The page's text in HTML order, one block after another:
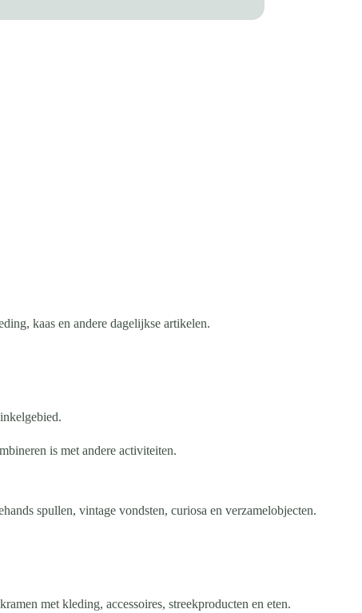
kaas en andere dagelijkse artikelen.
is met andere activiteiten.
spullen, vintage vondsten, curiosa en verzamelobjecten.
met kleding, accessoires, streekproducten en eten.